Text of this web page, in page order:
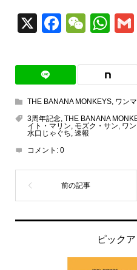
X
THE BANANA MONKEYS, ワン
3周年記念, THE BANANA
イト・マリン, モズク・サン, ワ
水口じゃぐち, 速報
コメント: 0
ピック